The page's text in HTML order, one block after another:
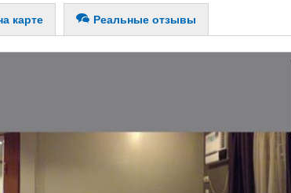
карте Реальные отзывы